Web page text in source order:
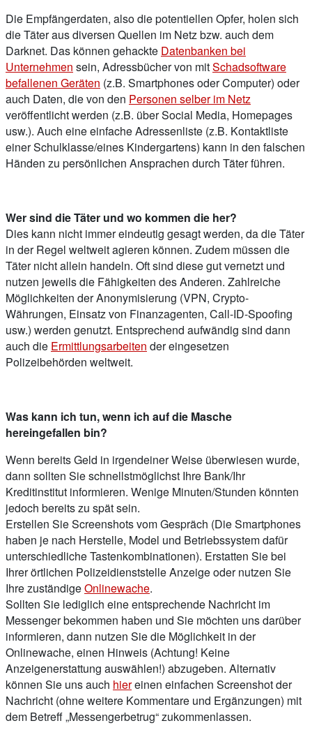
Die Empfängerdaten, also die potentiellen Opfer, holen sich
die Täter aus diversen Quellen im Netz bzw. auch dem
Darknet. Das können gehackte Datenbanken bei
Unternehmen sein, Adressbücher von mitSchadsoftware
befallenen Geräten (z.B. Smartphones oder Computer) oder
auch Daten, die von den Personen selber im Netz
veröffentlicht werden (z.B. über Social Media, Homepages
usw.). Auch eine einfache Adressenliste (z.B. Kontaktliste
einer Schulklasse/eines Kindergartens) kann in den falschen
Händen zu persönlichen Ansprachen durch Täter führen.
Wer sind die Täter und wo kommen die her?
Dies kann nicht immer eindeutig gesagt werden, da die Täter
in der Regel weltweit agieren können. Zudem müssen die
Täter nicht allein handeln. Oft sind diese gut vernetzt und
nutzen jeweils die Fähigkeiten des Anderen. Zahlreiche
Möglichkeiten der Anonymisierung (VPN, Crypto-
Währungen, Einsatz von Finanzagenten, Call-ID-Spoofing
usw.) werden genutzt. Entsprechend aufwändig sind dann
auch die Ermittlungsarbeiten der eingesetzen
Polizeibehörden weltweit.
Was kann ich tun, wenn ich auf die Masche
hereingefallen bin?
Wenn bereits Geld in irgendeiner Weise überwiesen wurde,
dann sollten Sie schnellstmöglichst Ihre Bank/Ihr
Kreditinstitut informieren. Wenige Minuten/Stunden könnten
jedoch bereits zu spät sein.
Erstellen Sie Screenshots vom Gespräch (Die Smartphones
haben je nach Herstelle, Model und Betriebssystem dafür
unterschiedliche Tastenkombinationen). Erstatten Sie bei
Ihrer örtlichen Polizeidienststelle Anzeige oder nutzen Sie
Ihre zuständigeOnlinewache.
Sollten Sie lediglich eine entsprechende Nachricht im
Messenger bekommen haben und Sie möchten uns darüber
informieren, dann nutzen Sie die Möglichkeit in der
Onlinewache, einen Hinweis (Achtung! Keine
Anzeigenerstattung auswählen!) abzugeben. Alternativ
können Sie uns auch hiereinen einfachen Screenshot der
Nachricht (ohne weitere Kommentare und Ergänzungen) mit
dem Betreff „Messengerbetrug“ zukommenlassen.